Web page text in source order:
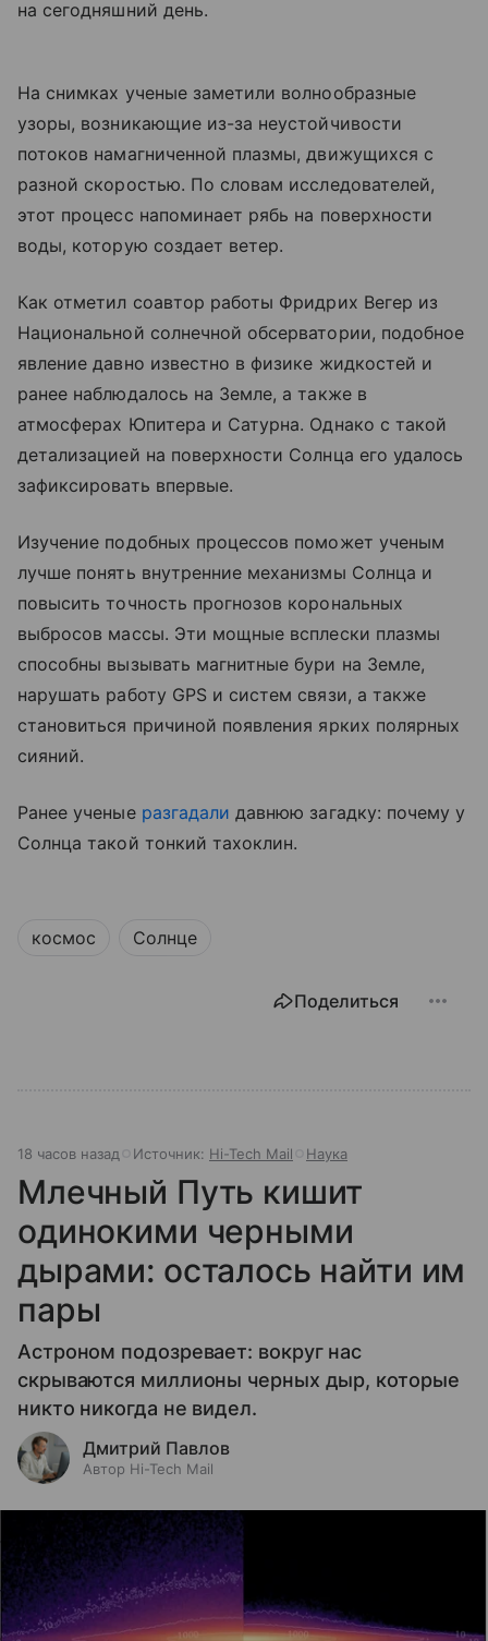
на сегодняшний день.
На снимках ученые заметили волнообразные
узоры, возникающие из-за неустойчивости
потоков намагниченной плазмы, движущихся с
разной скоростью. По словам исследователей,
этот процесс напоминает рябь на поверхности
воды, которую создает ветер.
Как отметил соавтор работы Фридрих Вегер из
Национальной солнечной обсерватории, подобное
явление давно известно в физике жидкостей и
ранее наблюдалось на Земле, а также в
атмосферах Юпитера и Сатурна. Однако с такой
детализацией на поверхности Солнца его удалось
зафиксировать впервые.
Изучение подобных процессов поможет ученым
лучше понять внутренние механизмы Солнца и
повысить точность прогнозов корональных
выбросов массы. Эти мощные всплески плазмы
способны вызывать магнитные бури на Земле,
нарушать работу GPS и систем связи, а также
становиться причиной появления ярких полярных
сияний.
Ранее ученые разгадали давнюю загадку: почему у
Солнца такой тонкий тахоклин.
космос Солнце
Поделиться
18 часов назад Источник: Hi-Tech Mail Наука
Млечный Путь кишит
одинокими черными
дырами: осталось найти им
пары
Астроном подозревает: вокруг нас
скрываются миллионы черных дыр, которые
никто никогда не видел.
Дмитрий Павлов
Автор Hi-Tech Mail